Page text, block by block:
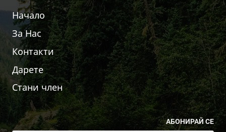
Начало
За Нас
Контакти
Дарете
Стани член
АБОНИРАЙ СЕ